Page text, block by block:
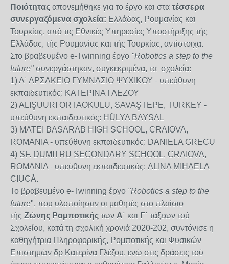
Ποιότητας απονεμήθηκε για το έργο και στα τέσσερα
συνεργαζόμενα σχολεία: Ελλάδας, Ρουμανίας και
Τουρκίας, από τις Εθνικές Υπηρεσίες Υποστήριξης τής
Ελλάδας, τής Ρουμανίας και τής Τουρκίας, αντίστοιχα.
Στο βραβευμένο e-Twinning έργο "Robotics a step to the
future" συνεργάστηκαν, συγκεκριμένα, τα σχολεία:
1) Α΄ ΑΡΣΑΚΕΙΟ ΓΥΜΝΑΣΙΟ ΨΥΧΙΚΟΥ - υπεύθυνη
εκπαιδευτικός: ΚΑΤΕΡΙΝΑ ΓΛΕΖΟΥ
2) ALIŞUURI ORTAOKULU, SAVAŞTEPE, TURKEY -
υπεύθυνη εκπαιδευτικός: HÜLYA BAYSAL
3) MATEI BASARAB HIGH SCHOOL, CRAIOVA,
ROMANIA - υπεύθυνη εκπαιδευτικός: DANIELA GRECU
4) SF. DUMITRU SECONDARY SCHOOL, CRAIOVA,
ROMANIA - υπεύθυνη εκπαιδευτικός: ALINA MIHAELA
CIUCĂ.
Το βραβευμένο e-Twinning έργο "Robotics a step to the
future", που υλοποίησαν οι μαθητές στο πλαίσιο
τής Ζώνης Ρομποτικής των Α΄ και Γ΄ τάξεων τού
Σχολείου, κατά τη σχολική χρονιά 2020-202, συντόνισε η
καθηγήτρια Πληροφορικής, Ρομποτικής και Φυσικών
Επιστημών δρ Κατερίνα Γλέζου, ενώ στις δράσεις τού